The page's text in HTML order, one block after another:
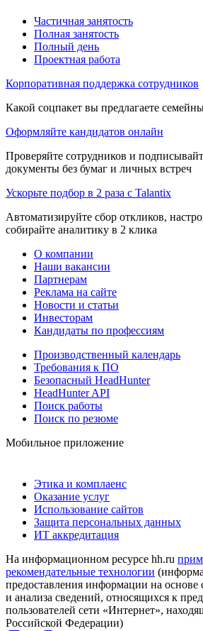
Частичная занятость
Полная занятость
Полный день
Проектная работа
Корпоративная поддержка сотрудников
Какой соцпакет вы предлагаете
Оформляйте кандидатов онлайн
Проверяйте сотрудников и
документы без бумаг и личных встреч
Ускорьте подбор в 2 раза с Talantix
Автоматизируйте сбор откликов,
собирайте аналитику в 2 клика
О компании
Наши вакансии
Партнерам
Реклама на сайте
Новости и статьи
Инвесторам
Кандидаты по профессиям
Производственный календарь
Требования к ПО
Безопасный HeadHunter
HeadHunter API
Поиск работы
Поиск по резюме
Мобильное приложение
Этика и комплаенс
Оказание услуг
Использование сайтов
Защита персональных данных
ИТ аккредитация
На информационном ресурсе hh.ru
рекомендательные технологии
предоставления информации на основе
и анализа сведений, относящихся к
пользователей сети «Интернет»,
Российской Федерации)